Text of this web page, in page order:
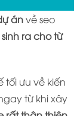
ánvề seo
ra cho từ
ưu về kiến
từ khi xây